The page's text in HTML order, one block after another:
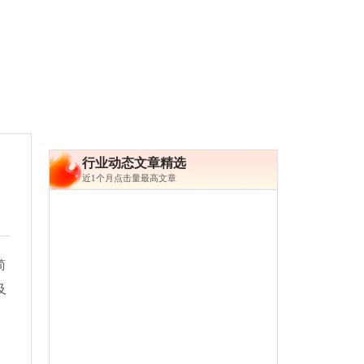
行业动态文章精选
近1个月点击量最高文章